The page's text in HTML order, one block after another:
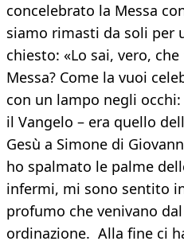
concelebrato la Messa
siamo rimasti da soli per
chiesto: «Lo sai, vero,
Messa? Come la vuoi
con un lampo negli
il Vangelo – era quello
Gesù a Simone di
ho spalmato le palme
infermi, mi sono sentito
profumo che venivano
ordinazione. Alla fine ci